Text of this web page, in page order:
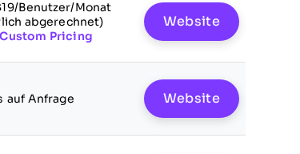
Benutzer/Monat
abgerechnet)
Pricing
Website
auf Anfrage Website